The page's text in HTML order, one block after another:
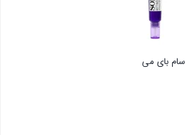
بای می